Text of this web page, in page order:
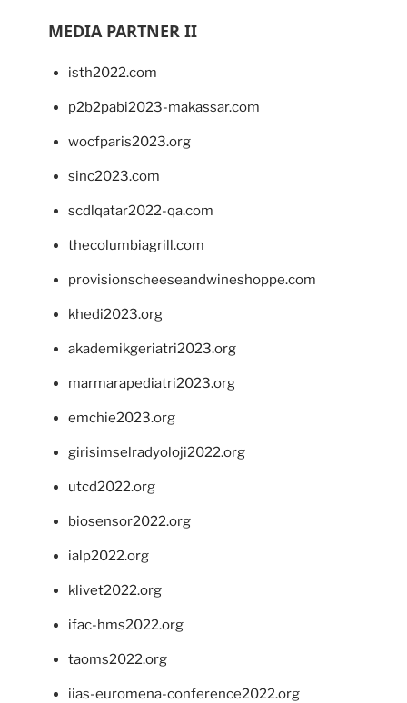
MEDIA PARTNER II
isth2022.com
p2b2pabi2023-makassar.com
wocfparis2023.org
sinc2023.com
scdlqatar2022-qa.com
thecolumbiagrill.com
provisionscheeseandwineshoppe.com
khedi2023.org
akademikgeriatri2023.org
marmarapediatri2023.org
emchie2023.org
girisimselradyoloji2022.org
utcd2022.org
biosensor2022.org
ialp2022.org
klivet2022.org
ifac-hms2022.org
taoms2022.org
iias-euromena-conference2022.org